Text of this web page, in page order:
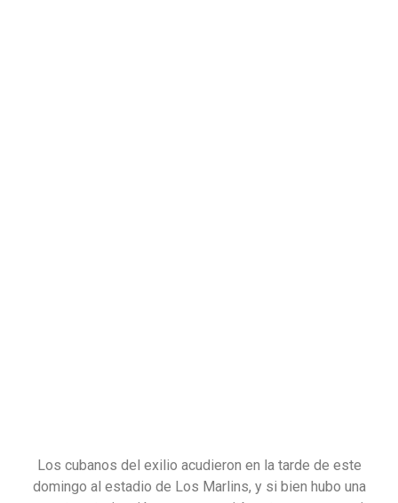
Los cubanos del exilio acudieron en la tarde de este
domingo al estadio de Los Marlins, y si bien hubo una